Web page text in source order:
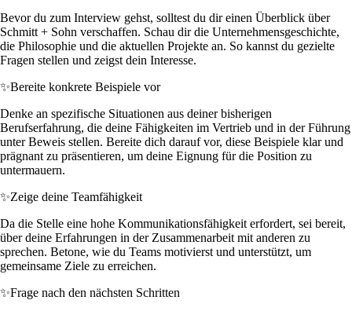
Bevor du zum Interview gehst, solltest du dir einen Überblick über
Schmitt + Sohn verschaffen. Schau dir die Unternehmensgeschichte,
die Philosophie und die aktuellen Projekte an. So kannst du gezielte
Fragen stellen und zeigst dein Interesse.
✨Bereite konkrete Beispiele vor
Denke an spezifische Situationen aus deiner bisherigen
Berufserfahrung, die deine Fähigkeiten im Vertrieb und in der Führung
unter Beweis stellen. Bereite dich darauf vor, diese Beispiele klar und
prägnant zu präsentieren, um deine Eignung für die Position zu
untermauern.
✨Zeige deine Teamfähigkeit
Da die Stelle eine hohe Kommunikationsfähigkeit erfordert, sei bereit,
über deine Erfahrungen in der Zusammenarbeit mit anderen zu
sprechen. Betone, wie du Teams motivierst und unterstützt, um
gemeinsame Ziele zu erreichen.
✨Frage nach den nächsten Schritten